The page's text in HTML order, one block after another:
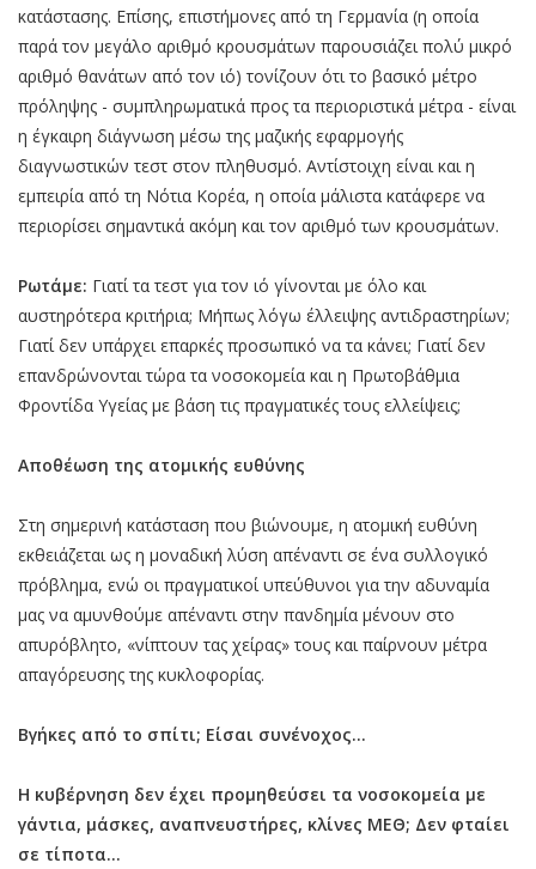
κατάστασης. Επίσης, επιστήμονες από τη Γερμανία (η οποία
παρά τον μεγάλο αριθμό κρουσμάτων παρουσιάζει πολύ μικρό
αριθμό θανάτων από τον ιό) τονίζουν ότι το βασικό μέτρο
πρόληψης - συμπληρωματικά προς τα περιοριστικά μέτρα - είναι
η έγκαιρη διάγνωση μέσω της μαζικής εφαρμογής
διαγνωστικών τεστ στον πληθυσμό. Αντίστοιχη είναι και η
εμπειρία από τη Νότια Κορέα, η οποία μάλιστα κατάφερε να
περιορίσει σημαντικά ακόμη και τον αριθμό των κρουσμάτων.
Ρωτάμε: Γιατί τα τεστ για τον ιό γίνονται με όλο και
αυστηρότερα κριτήρια; Μήπως λόγω έλλειψης αντιδραστηρίων;
Γιατί δεν υπάρχει επαρκές προσωπικό να τα κάνει; Γιατί δεν
επανδρώνονται τώρα τα νοσοκομεία και η Πρωτοβάθμια
Φροντίδα Υγείας με βάση τις πραγματικές τους ελλείψεις;
Αποθέωση της ατομικής ευθύνης
Στη σημερινή κατάσταση που βιώνουμε, η ατομική ευθύνη
εκθειάζεται ως η μοναδική λύση απέναντι σε ένα συλλογικό
πρόβλημα, ενώ οι πραγματικοί υπεύθυνοι για την αδυναμία
μας να αμυνθούμε απέναντι στην πανδημία μένουν στο
απυρόβλητο, «νίπτουν τας χείρας» τους και παίρνουν μέτρα
απαγόρευσης της κυκλοφορίας.
Βγήκες από το σπίτι; Είσαι συνένοχος...
Η κυβέρνηση δεν έχει προμηθεύσει τα νοσοκομεία με
γάντια, μάσκες, αναπνευστήρες, κλίνες ΜΕΘ; Δεν φταίει
σε τίποτα...